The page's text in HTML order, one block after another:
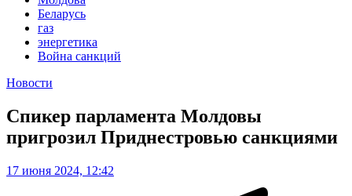
Беларусь
газ
энергетика
Война санкций
Новости
Спикер парламента Молдовы
пригрозил Приднестровью санкциями
17 июня 2024, 12:42